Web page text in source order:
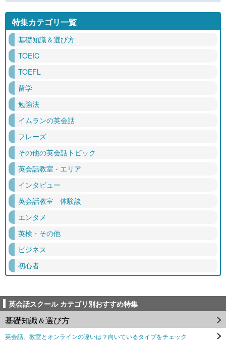
特集カテゴリ一覧
基礎知識＆選び方
TOEIC
TOEFL
留学
勉強法
イムランの英会話
フレーズ
その他の英会話トピック
英会話教室 - エリア
インタビュー
英会話教室 - 体験談
エンタメ
英検・その他
ビジネス
初心者
英会話スクール カテゴリ別おすすめ特集
基礎知識＆選び方
英会話、教室とオンラインの違いは？向いているタイプをチェック